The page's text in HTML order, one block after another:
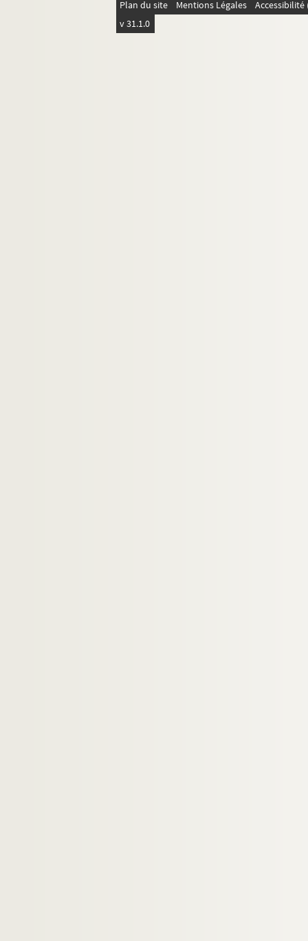
Ms 1791 à 1796. Collection Louis Chenot
Ms 1797 à 1875. Collection Auguste Castan
Plan du site Mentions Légales
v 31.1.0